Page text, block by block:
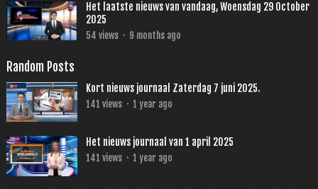
Het laatste nieuws van vandaag, Woensdag 29 October
2025
54 views · 9 months ago
Random Posts
Kort nieuws journaal Zaterdag 7 juni 2025.
141 views · 1 year ago
Het nieuws journaal van 1 april 2025
141 views · 1 year ago